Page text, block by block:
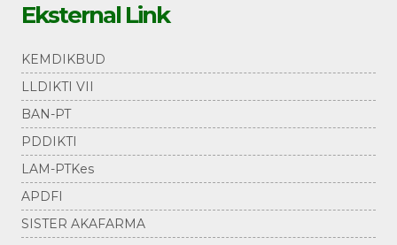
Eksternal Link
KEMDIKBUD
LLDIKTI VII
BAN-PT
PDDIKTI
LAM-PTKes
APDFI
SISTER AKAFARMA